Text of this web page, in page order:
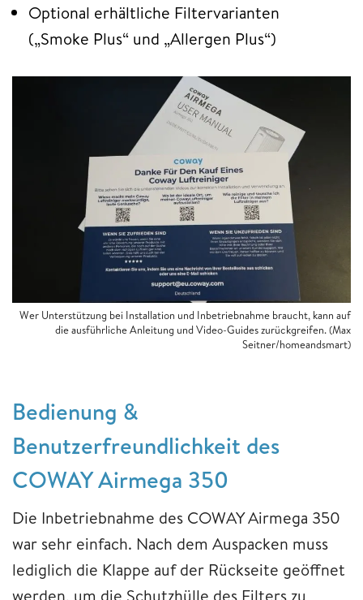
Optional erhältliche Filtervarianten
(„Smoke Plus“ und „Allergen Plus“)
Wer Unterstützung bei Installation und Inbetriebnahme braucht, kann auf
die ausführliche Anleitung und Video-Guides zurückgreifen. (Max
Seitner/homeandsmart)
Bedienung &
Benutzerfreundlichkeit des
COWAY Airmega 350
Die Inbetriebnahme des COWAY Airmega 350
war sehr einfach. Nach dem Auspacken muss
lediglich die Klappe auf der Rückseite geöffnet